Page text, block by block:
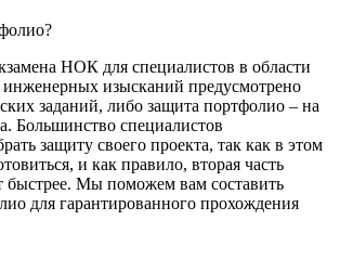
НОК для специалистов в области
инженерных изысканий предусмотрено
заданий, либо защита портфолио – на
Большинство специалистов
защиту своего проекта, так как в этом
и как правило, вторая часть
быстрее. Мы поможем вам составить
для гарантированного прохождения